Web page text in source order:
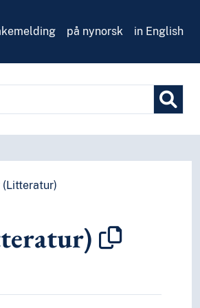
på nynorsk in English